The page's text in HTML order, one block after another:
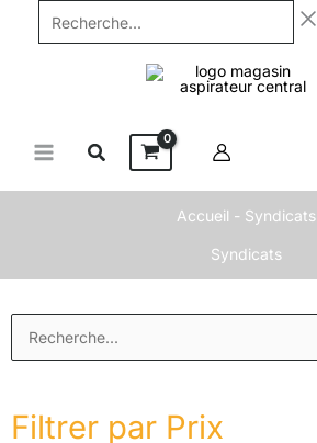
Recherche...
Accueil - Syndicats
Syndicats
Rechercher :
Filtrer par Prix
min